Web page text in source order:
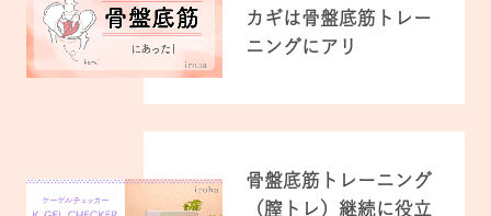
カギは骨盤底筋トレー
ニングにアリ
骨盤底筋トレーニング
（膣トレ）継続に役立